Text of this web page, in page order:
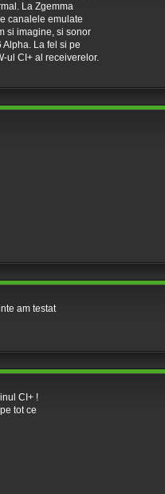
La Zgemma
canalele emulate
si imagine, si sonor
La fel si pe
ul CI+ al receiverelor.
am testat
CI+ !
tot ce